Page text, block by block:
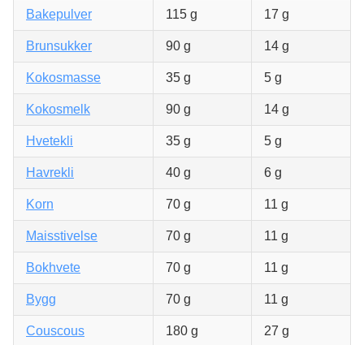
Bakepulver 115 g 17 g
Brunsukker 90 g 14 g
Kokosmasse 35 g 5 g
Kokosmelk 90 g 14 g
Hvetekli 35 g 5 g
Havrekli 40 g 6 g
Korn 70 g 11 g
Maisstivelse 70 g 11 g
Bokhvete 70 g 11 g
Bygg 70 g 11 g
Couscous 180 g 27 g